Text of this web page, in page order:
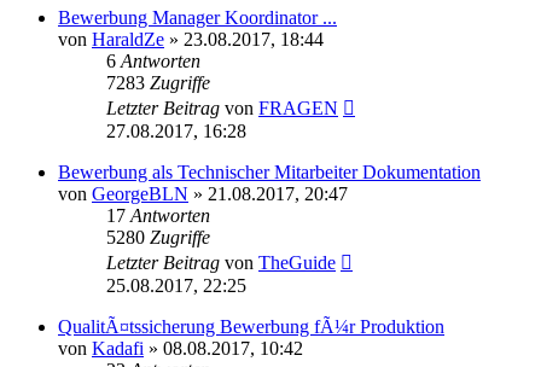
Bewerbung Manager Koordinator ...
von HaraldZe » 23.08.2017, 18:44
6 Antworten
7283 Zugriffe
Letzter Beitrag von FRAGEN
27.08.2017, 16:28
Bewerbung als Technischer Mitarbeiter Dokumentation
von GeorgeBLN » 21.08.2017, 20:47
17 Antworten
5280 Zugriffe
Letzter Beitrag von TheGuide
25.08.2017, 22:25
QualitÃ¤tssicherung Bewerbung fÃ¼r Produktion
von Kadafi » 08.08.2017, 10:42